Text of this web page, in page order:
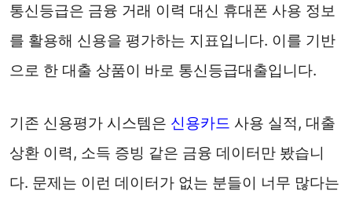
통신등급은 금융 거래 이력 대신 휴대폰 사용 정보
를 활용해 신용을 평가하는 지표입니다. 이를 기반
으로 한 대출 상품이 바로 통신등급대출입니다.
기존 신용평가 시스템은 신용카드 사용 실적, 대출
상환 이력, 소득 증빙 같은 금융 데이터만 봤습니
다. 문제는 이런 데이터가 없는 분들이 너무 많다는